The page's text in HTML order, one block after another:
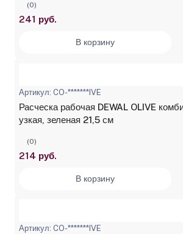
(0)
241 руб.
В корзину
Артикул: CO-*******IVE
Расческа рабочая DEWAL OLIVE
узкая, зеленая 21,5 см
(0)
214 руб.
В корзину
Артикул: CO-*******IVE